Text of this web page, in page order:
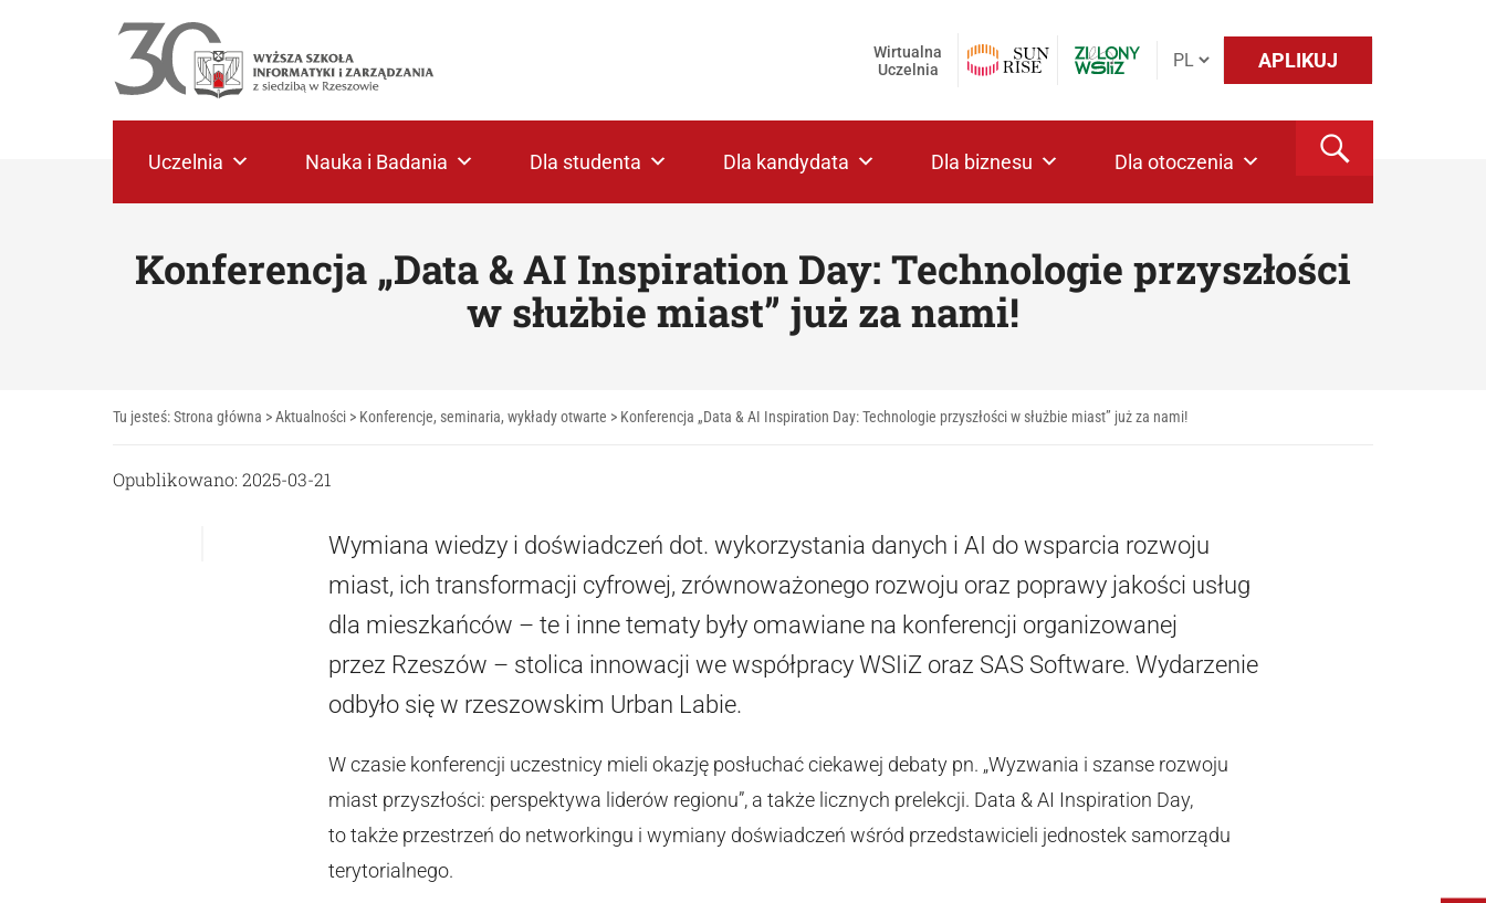
APLIKUJ
Wirtualna
Uczelnia
Uczelnia Nauka i Badania Dla studenta Dla kandydata Dla biznesu Dla otoczenia
Konferencja „Data & AI Inspiration Day: Technologie przyszłości
w służbie miast” już za nami!
Tu jesteś:Strona główna >Aktualności > Konferencje, seminaria, wykłady otwarte > Konferencja „Data & AI Inspiration Day: Technologie przyszłości w służbie miast” już za nami!
Opublikowano: 2025-03-21
Wymiana wiedzy i doświadczeń dot. wykorzystania danych i AI do wsparcia rozwoju
miast, ich transformacji cyfrowej, zrównoważonego rozwoju oraz poprawy jakości usług
dla mieszkańców – te i inne tematy były omawiane na konferencji organizowanej
przez Rzeszów – stolica innowacji we współpracy WSIiZ oraz SAS Software. Wydarzenie
odbyło się w rzeszowskim Urban Labie.
W czasie konferencji uczestnicy mieli okazję posłuchać ciekawej debaty pn. „Wyzwania i szanse rozwoju
miast przyszłości: perspektywa liderów regionu”, a także licznych prelekcji. Data & AI Inspiration Day,
to także przestrzeń do networkingu i wymiany doświadczeń wśród przedstawicieli jednostek samorządu
terytorialnego.